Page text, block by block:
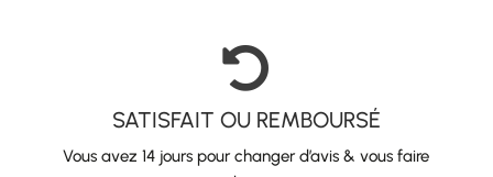

SATISFAIT OU REMBOURSÉ
Vous avez 14 jours pour changer d’avis & vous faire